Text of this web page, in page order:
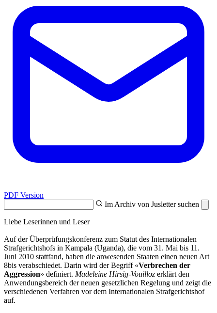
PDF Version
Im Archiv von Jusletter suchen
Liebe Leserinnen und Leser
Auf der Überprüfungskonferenz zum Statut des Internationalen
Strafgerichtshofs in Kampala (Uganda), die vom 31. Mai bis 11.
Juni 2010 stattfand, haben die anwesenden Staaten einen neuen Art
8bis verabschiedet. Darin wird der Begriff «Verbrechen der
Aggression» definiert. Madeleine Hirsig-Vouilloz erklärt den
Anwendungsbereich der neuen gesetzlichen Regelung und zeigt die
verschiedenen Verfahren vor dem Internationalen Strafgerichtshof
auf.